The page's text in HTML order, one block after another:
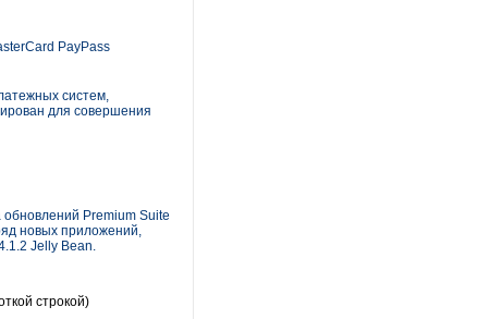
PayPass
систем,
для совершения
Premium Suite
новых приложений,
Jelly Bean.
строкой)